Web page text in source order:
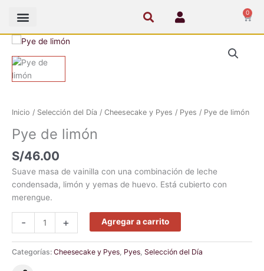
contenido
0
Cart
Inicio / Selección del Día / Cheesecake y Pyes / Pyes / Pye de limón
Pye de limón
S/46.00
Suave masa de vainilla con una combinación de leche
condensada, limón y yemas de huevo. Está cubierto con
merengue.
-
Pye
limón
cantidad
+ Agregar a carrito
Categorías: Cheesecake y Pyes Pyes Selección del Día